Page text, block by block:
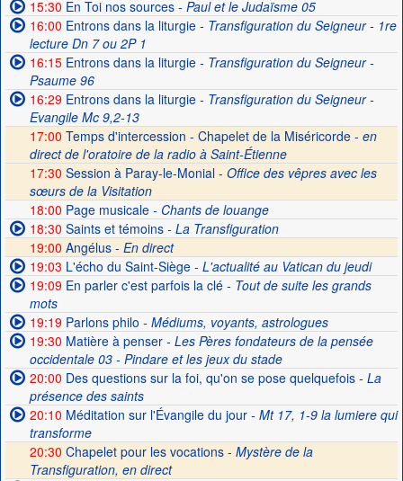
15:30 En Toi nos sources- Paul et le Judaïsme 05
16:00 Entrons dans la liturgie- Transfiguration du Seigneur - 1re
lecture Dn 7 ou 2P 1
16:15Entrons dans la liturgie- Transfiguration du Seigneur -
Psaume 96
16:29Entrons dans la liturgie- Transfiguration du Seigneur -
Evangile Mc 9,2-13
17:00 Temps d'intercession - Chapelet de la Miséricorde - en
direct de l'oratoire de la radio à Saint-Étienne
17:30 Session à Paray-le-Monial - Office des vêpres avec les
sœurs de la Visitation
18:00 Page musicale- Chants de louange
18:30 Saints et témoins- La Transfiguration
19:00 Angélus - En direct
19:03 L'écho du Saint-Siège- L'actualité au Vatican du jeudi
19:09En parler c'est parfois la clé- Tout de suite les grands
mots
19:19Parlons philo - Médiums, voyants, astrologues
19:30 Matière à penser- Les Pères fondateurs de la pensée
occidentale 03 - Pindare et les jeux du stade
20:00 Des questions sur la foi, qu'on se pose quelquefois- La
présence des saints
20:10 Méditation sur l'Évangile du jour- Mt 17, 1-9 la lumiere qui
transforme
20:30 Chapelet pour les vocations - Mystère de la
Transfiguration, en direct